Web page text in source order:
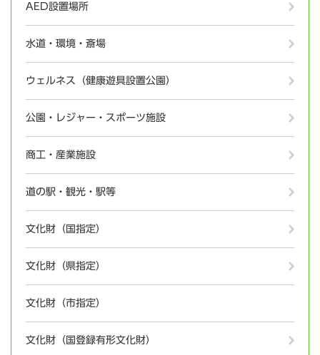
AED設置場所
水道・環境・斎場
ウェルネス（健康遊具設置公園）
公園・レジャー・スポーツ施設
商工・産業施設
道の駅・観光・駅等
文化財（国指定）
文化財（県指定）
文化財（市指定）
文化財（国登録有形文化財）